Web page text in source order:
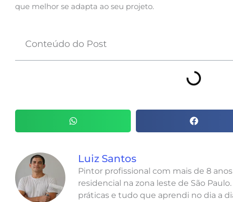
que melhor se adapta ao seu projeto.
Conteúdo do Post
Luiz Santos
Pintor profissional com mais de 8
residencial na zona leste de São
práticas e tudo que aprendi no dia a